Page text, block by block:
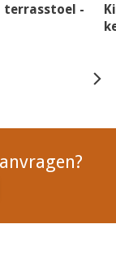
terrasstoel -